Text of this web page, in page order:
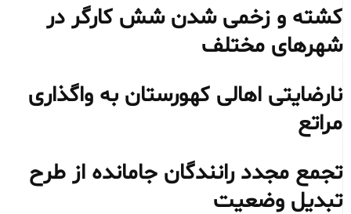
کشته و زخمی شدن شش کارگر در
شهرهای مختلف
نارضایتی اهالی کهورستان به واگذاری
مراتع
تجمع مجدد رانندگان جامانده از طرح
تبدیل وضعیت